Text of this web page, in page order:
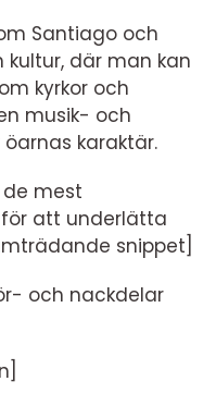
Santiago och
kultur, där man kan
kyrkor och
musik- och
karaktär.
mest
att underlätta
snippet]
och nackdelar